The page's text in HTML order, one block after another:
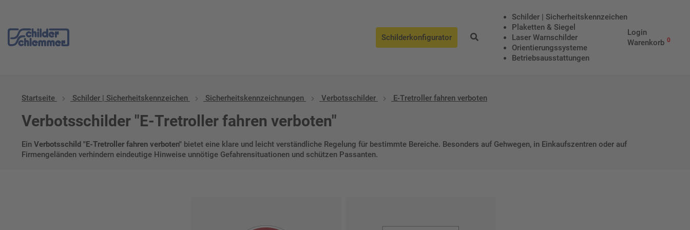
Schilderkonfigurator
Schilder | Sicherheitskennzeichen
Plaketten & Siegel
Laser Warnschilder
Orientierungssysteme
Betriebs­aus­stattungen
Login
Warenkorb 0
Startseite Schilder | Sicherheitskennzeichen Sicherheitskennzeichnungen Verbotsschilder E-Tretroller fahren verboten
Verbotsschilder "E-Tretroller fahren verboten"
Ein Verbotsschild "E-Tretroller fahren verboten" bietet eine klare und leicht verständliche Regelung für bestimmte Bereiche. Besonders auf Gehwegen, in Einkaufszentren oder auf
Firmengeländen verhindern eindeutige Hinweise unnötige Gefahrensituationen und schützen Passanten.